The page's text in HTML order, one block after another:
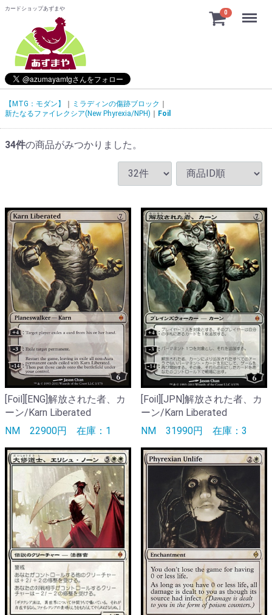
カードショップあずまや
0 Menu
【MTG：モダン】
ミラディンの傷跡ブロック
新たなるファイレクシア(New Phyrexia/NPH)
Foil
34件の商品がみつかりました。
[Foil][ENG]解放された者、カ
ーン/Karn Liberated
NM 22900円 在庫：1
[Foil][JPN]解放された者、カ
ーン/Karn Liberated
NM 31990円 在庫：3